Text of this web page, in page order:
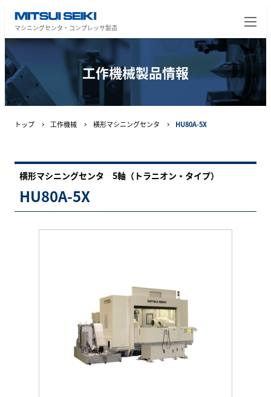
マシニングセンタ・コンプレッサ製造
工作機械製品情報
トップ 工作機械 横形マシニングセンタ HU80A-5X
横形マシニングセンタ 5軸（トラニオン・タイプ）
HU80A-5X